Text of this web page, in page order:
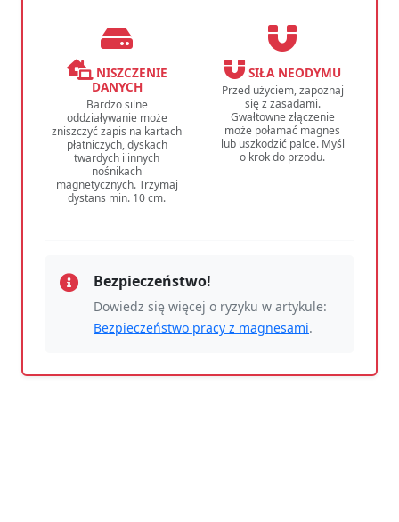
NISZCZENIE
DANYCH
Bardzo silne
oddziaływanie może
zniszczyć zapis na kartach
płatniczych, dyskach
twardych i innych
nośnikach
magnetycznych. Trzymaj
dystans min. 10 cm.
SIŁA NEODYMU
Przed użyciem, zapoznaj
się z zasadami.
Gwałtowne złączenie
może połamać magnes
lub uszkodzić palce. Myśl
o krok do przodu.
Bezpieczeństwo!
Dowiedz się więcej o ryzyku w artykule:
Bezpieczeństwo pracy z magnesami.